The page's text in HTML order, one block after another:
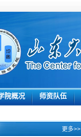
院概况 师资队伍
更多>>